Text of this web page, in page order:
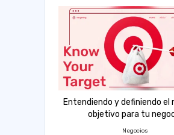
Entendiendo y definiendo el
objetivo para tu
Negocios